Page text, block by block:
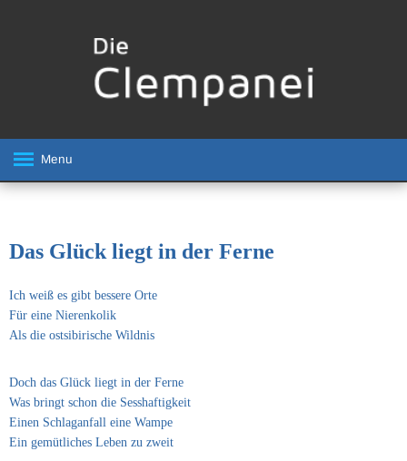
Menu
Das Glück liegt in der Ferne
Ich weiß es gibt bessere Orte
Für eine Nierenkolik
Als die ostsibirische Wildnis
Doch das Glück liegt in der Ferne
Was bringt schon die Sesshaftigkeit
Einen Schlaganfall eine Wampe
Ein gemütliches Leben zu zweit